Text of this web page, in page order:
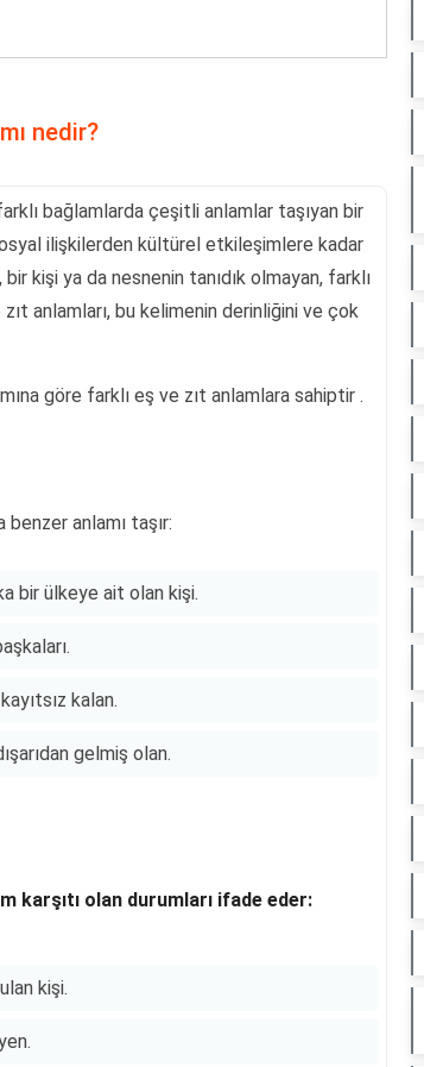
nedir?
bağlamlarda çeşitli anlamlar taşıyan bir
ilişkilerden kültürel etkileşimlere kadar
kişi ya da nesnenin tanıdık olmayan, farklı
anlamları, bu kelimenin derinliğini ve çok
göre farklı eş ve zıt anlamlara sahiptir .
anlamı taşır:
bir ülkeye ait olan kişi.
kalan.
gelmiş olan.
karşıtı olan durumları ifade eder:
kişi.